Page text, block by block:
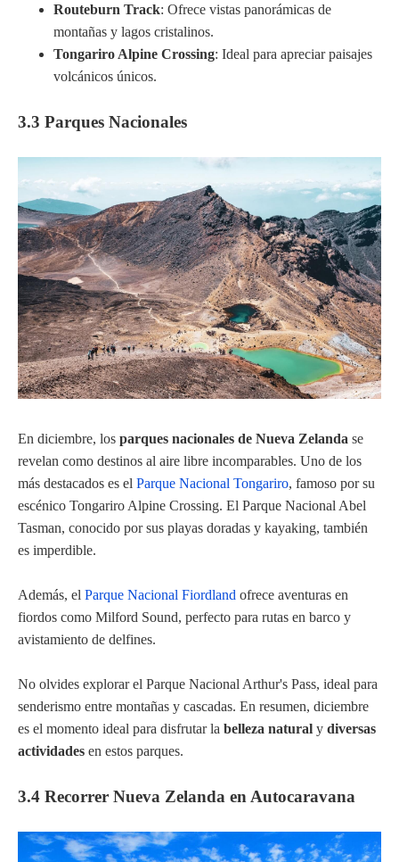
Routeburn Track: Ofrece vistas panorámicas de
montañas y lagos cristalinos.
Tongariro Alpine Crossing: Ideal para apreciar paisajes
volcánicos únicos.
3.3 Parques Nacionales
En diciembre, los parques nacionales de Nueva Zelanda se
revelan como destinos al aire libre incomparables. Uno de los
más destacados es el Parque Nacional Tongariro, famoso por su
escénico Tongariro Alpine Crossing. El Parque Nacional Abel
Tasman, conocido por sus playas doradas y kayaking, también
es imperdible.
Además, el Parque Nacional Fiordland ofrece aventuras en
fiordos como Milford Sound, perfecto para rutas en barco y
avistamiento de delfines.
No olvides explorar el Parque Nacional Arthur's Pass, ideal para
senderismo entre montañas y cascadas. En resumen, diciembre
es el momento ideal para disfrutar la belleza natural y diversas
actividades en estos parques.
3.4 Recorrer Nueva Zelanda en Autocaravana